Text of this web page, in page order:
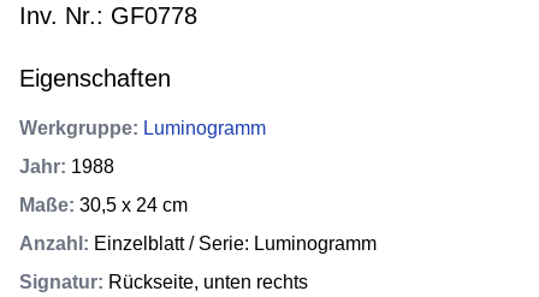
Inv. Nr.: GF0778
Eigenschaften
Werkgruppe: Luminogramm
Jahr: 1988
Maße: 30,5 x 24 cm
Anzahl : Einzelblatt / Serie: Luminogramm
Signatur: Rückseite, unten rechts